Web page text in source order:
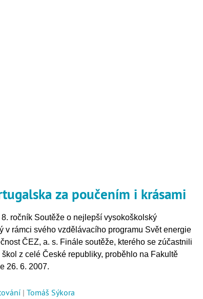
za poučením i krásami
ročník Soutěže o nejlepší vysokoškolský
v rámci svého vzdělávacího programu Svět energie
ČEZ, a. s. Finále soutěže, kterého se zúčastnili
z celé České republiky, proběhlo na Fakultě
26. 6. 2007.
| Tomáš Sýkora